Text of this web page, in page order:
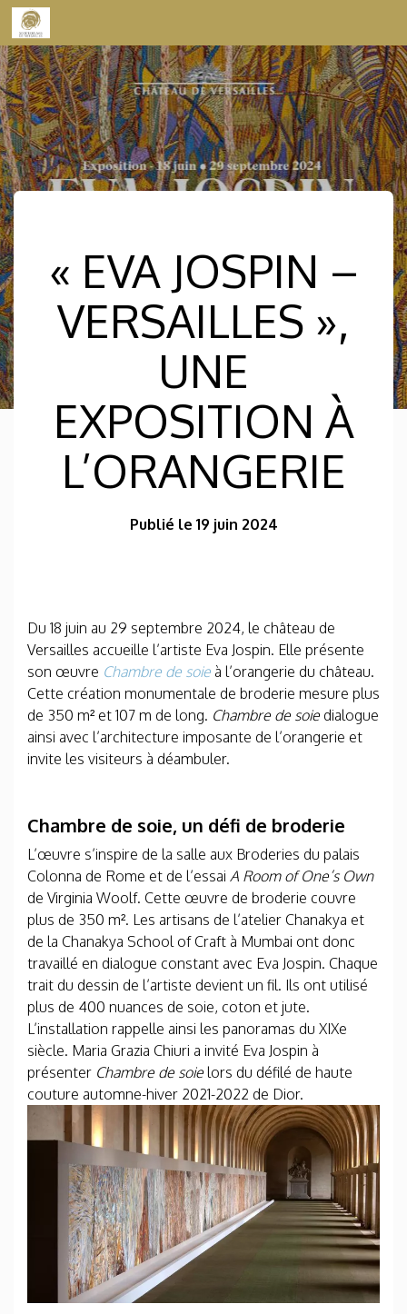
Skip to content
« EVA JOSPIN –
VERSAILLES »,
UNE
EXPOSITION À
L’ORANGERIE
Publié le 19 juin 2024
Du 18 juin au 29 septembre 2024, le château de
Versailles accueille l’artiste Eva Jospin. Elle présente
son œuvre Chambre de soie à l’orangerie du château.
Cette création monumentale de broderie mesure plus
de 350 m² et 107 m de long. Chambre de soie dialogue
ainsi avec l’architecture imposante de l’orangerie et
invite les visiteurs à déambuler.
Chambre de soie, un défi de broderie
L’œuvre s’inspire de la salle aux Broderies du palais
Colonna de Rome et de l’essai A Room of One’s Own
de Virginia Woolf. Cette œuvre de broderie couvre
plus de 350 m². Les artisans de l’atelier Chanakya et
de la Chanakya School of Craft à Mumbai ont donc
travaillé en dialogue constant avec Eva Jospin. Chaque
trait du dessin de l’artiste devient un fil. Ils ont utilisé
plus de 400 nuances de soie, coton et jute.
L’installation rappelle ainsi les panoramas du XIXe
siècle. Maria Grazia Chiuri a invité Eva Jospin à
présenter Chambre de soie lors du défilé de haute
couture automne-hiver 2021-2022 de Dior.